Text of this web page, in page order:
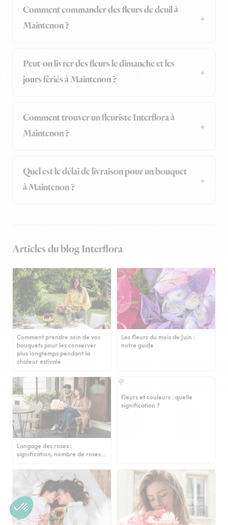
Comment commander des fleurs de deuil à
Maintenon ?
Peut-on livrer des fleurs le dimanche et les
jours fériés à Maintenon ?
Comment trouver un fleuriste Interflora à
Maintenon ?
Quel est le délai de livraison pour un bouquet
à Maintenon ?
Articles du blog Interflora
Comment prendre soin de vos
bouquets pour les conserver
plus longtemps pendant la
chaleur estivale
Les fleurs du mois de Juin :
notre guide
Langage des roses :
signification, nombre de roses…
Fleurs et couleurs : quelle
signification ?